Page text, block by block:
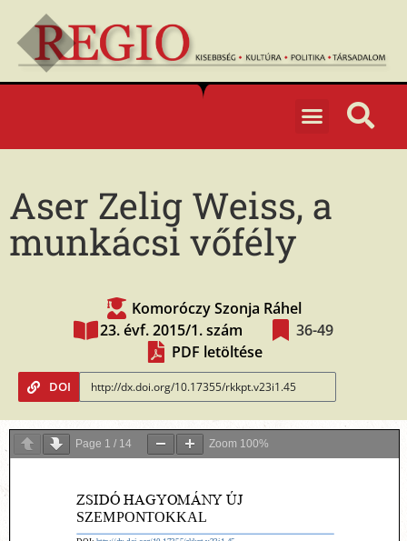
Aser Zelig Weiss, a
munkácsi vőfély
Komoróczy Szonja Ráhel
23. évf. 2015/1. szám
36-49
PDF letöltése
DOI
Page 1 / 14 Zoom 100%